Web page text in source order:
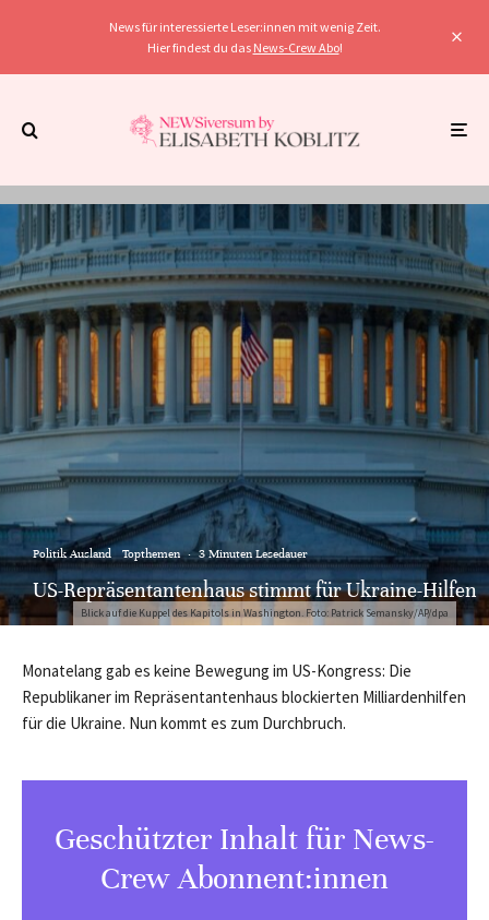
News für interessierte Leser:innen mit wenig Zeit.
Hier findest du das News-Crew Abo!
Blick auf die Kuppel des Kapitols in Washington. Foto: Patrick Semansky/AP/dpa
Politik Ausland Topthemen · 3 Minuten Lesedauer
US-Repräsentantenhaus stimmt für Ukraine-Hilfen
Monatelang gab es keine Bewegung im US-Kongress: Die
Republikaner im Repräsentantenhaus blockierten Milliardenhilfen
für die Ukraine. Nun kommt es zum Durchbruch.
Geschützter Inhalt für News-
Crew Abonnent:innen